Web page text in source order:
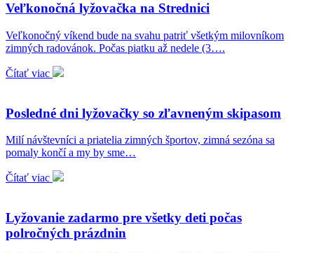
Veľkonočná lyžovačka na Strednici
Veľkonočný víkend bude na svahu patriť všetkým milovníkom
zimných radovánok. Počas piatku až nedele (3….
Čítať viac
Posledné dni lyžovačky so zľavneným skipasom
Milí návštevníci a priatelia zimných športov, zimná sezóna sa
pomaly končí a my by sme…
Čítať viac
Lyžovanie zadarmo pre všetky deti počas
polročných prázdnin